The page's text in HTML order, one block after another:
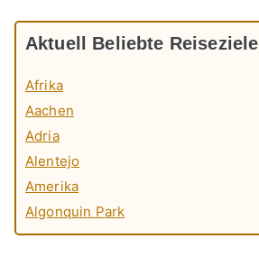
Aktuell Beliebte Reiseziele
Afrika
Aachen
Adria
Alentejo
Amerika
Algonquin Park